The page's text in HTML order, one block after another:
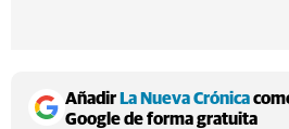
Añadir La Nueva Crónica
Google de forma gratuita